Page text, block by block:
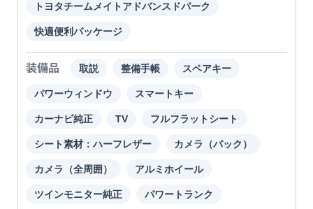
トヨタチームメイトアドバンスドパーク
快適便利パッケージ
装備品 取説 整備手帳 スペアキー
パワーウィンドウ スマートキー
カーナビ純正 TV フルフラットシート
シート素材：ハーフレザー カメラ（バック）
カメラ（全周囲） アルミホイール
ツインモニター純正 パワートランク